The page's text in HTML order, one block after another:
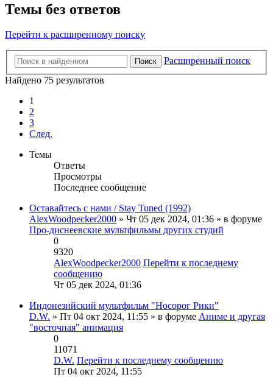
Темы без ответов
Перейти к расширенному поиску
Поиск
Расширенный поиск
Найдено 75 результатов
1
2
3
След.
Темы
Ответы
Просмотры
Последнее сообщение
Оставайтесь с нами / Stay Tuned (1992)
AlexWoodpecker2000 » Чт 05 дек 2024, 01:36 » в форуме
Про-диснеевские мультфильмы других студий
0
9320
AlexWoodpecker2000 Перейти к последнему
сообщению
Чт 05 дек 2024, 01:36
Индонезийский мультфильм "Носорог Рики"
D.W. » Пт 04 окт 2024, 11:55 » в форуме Аниме и другая
"восточная" анимация
0
11071
D.W. Перейти к последнему сообщению
Пт 04 окт 2024, 11:55